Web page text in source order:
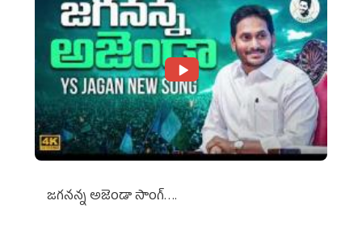
జగనన్న అజెండా సాంగ్….